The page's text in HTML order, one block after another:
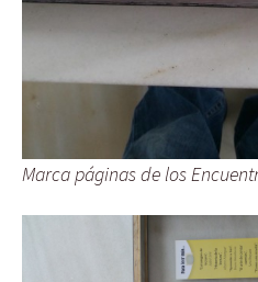
Marca páginas de los